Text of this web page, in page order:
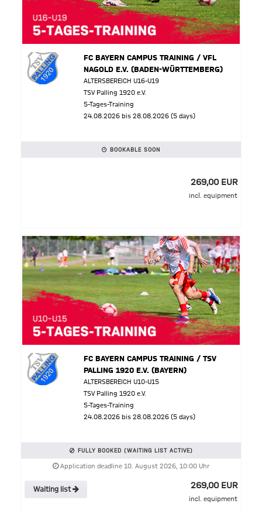
FC BAYERN CAMPUS TRAINING / VFL
NAGOLD E.V. (BADEN-WÜRTTEMBERG)
ALTERSBEREICH U16-U19
TSV Palling 1920 e.V.
5-Tages-Training
24.08.2026 bis 28.08.2026 (5 days)
BOOKABLE SOON
269,00 EUR
incl. equipment
FC BAYERN CAMPUS TRAINING / TSV
PALLING 1920 E.V. (BAYERN)
ALTERSBEREICH U10-U15
TSV Palling 1920 e.V.
5-Tages-Training
24.08.2026 bis 28.08.2026 (5 days)
FULLY BOOKED (WAITING LIST ACTIVE)
Application deadline 10. August 2026, 10:00 Uhr
Waiting list 269,00 EUR
incl. equipment